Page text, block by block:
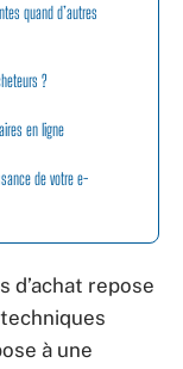
quand d’autres
?
en ligne
de votre e-
d’achat repose
à une